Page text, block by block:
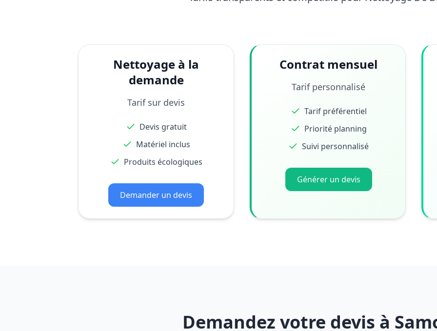
Nettoyage à la
demande
Tarif sur devis
Devis gratuit
Matériel inclus
Produits écologiques
Demander un devis
Contrat mensuel
Tarif personnalisé
Tarif préférentiel
Priorité planning
Suivi personnalisé
Générer un devis
Demandez votre devis à